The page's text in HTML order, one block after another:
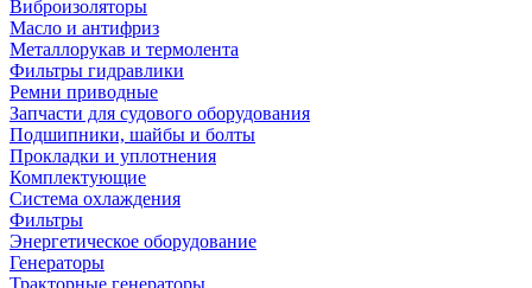
Виброизоляторы
Масло и антифриз
Металлорукав и термолента
Фильтры гидравлики
Ремни приводные
Запчасти для судового оборудования
Подшипники, шайбы и болты
Прокладки и уплотнения
Комплектующие
Система охлаждения
Фильтры
Энергетическое оборудование
Генераторы
Тракторные генераторы